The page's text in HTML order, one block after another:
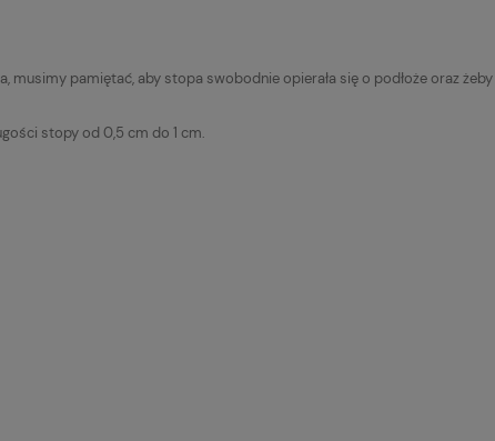
pamiętać, aby stopa swobodnie opierała się o podłoże oraz
stopy od 0,5 cm do 1 cm.